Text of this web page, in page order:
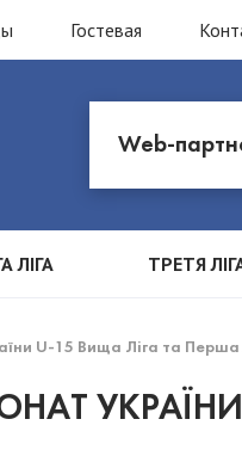
Гостевая
Web-
ЛІГА ТРЕТЯ
U-15 Вища Ліга та Перша